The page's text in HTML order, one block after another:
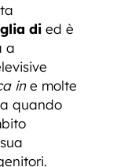
di ed è
a
ine molte
quando